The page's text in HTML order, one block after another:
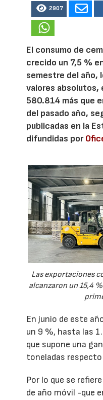
2907
El consumo de
crecido un 7,5 %
semestre del año,
valores absolutos,
580.814 más que
del pasado año,
publicadas en la
difundidas por
Las exportaciones
alcanzaron un 15,4
En junio de este
un 9 %, hasta las
que supone una
toneladas
Por lo que se
de año móvil -que